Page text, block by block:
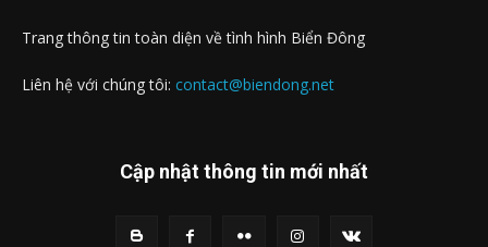
Trang thông tin toàn diện về tình hình Biển Đông
Liên hệ với chúng tôi: contact@biendong.net
Cập nhật thông tin mới nhất